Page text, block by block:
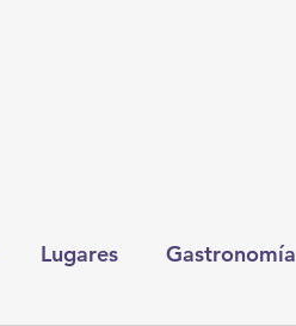
Lugares Gastronomía